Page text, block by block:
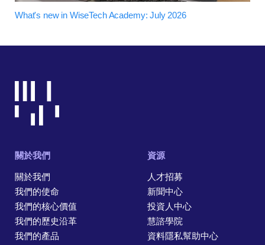
What's new in WiseTech Academy: July 2026
關於我們
關於我們
我們的使命
我們的核心價值
我們的歷史沿革
我們的產品
資源
人才招募
新聞中心
投資人中心
慧諮學院
資料隱私幫助中心